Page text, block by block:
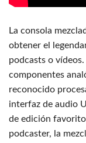
La consola
obtener el
podcasts o
componentes
reconocido
interfaz de audio
de edición favorito
podcaster, la